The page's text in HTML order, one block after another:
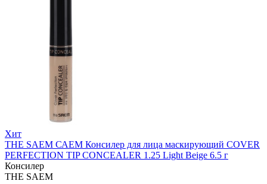
Хит
THE SAEM САЕМ Консилер для лица маскирующий COVER
PERFECTION TIP CONCEALER 1.25 Light Beige 6.5 г
Консилер
THE SAEM